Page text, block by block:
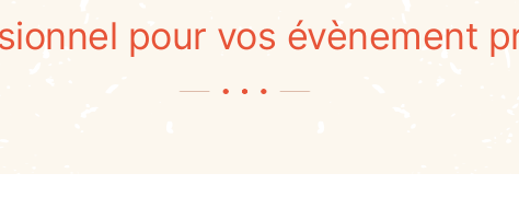
pour vos évènement